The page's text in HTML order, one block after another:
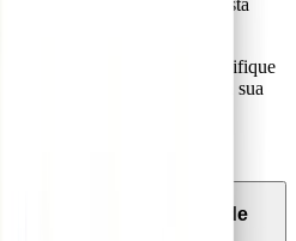
m-commerce para satisfazer esta
o código de autenticação, verifique
estão atualizados dentro da sua
para a nossa linha directa.
Secure
usar o meu cartão de